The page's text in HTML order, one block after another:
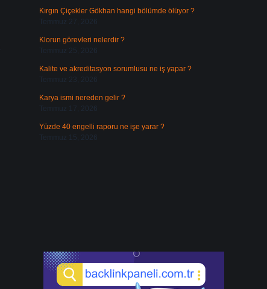
Kırgın Çiçekler Gökhan hangi bölümde ölüyor ?
Temmuz 27, 2026
Klorun görevleri nelerdir ?
Temmuz 25, 2026
Kalite ve akreditasyon sorumlusu ne iş yapar ?
Temmuz 23, 2026
Karya ismi nereden gelir ?
Temmuz 17, 2026
Yüzde 40 engelli raporu ne işe yarar ?
Temmuz 15, 2026